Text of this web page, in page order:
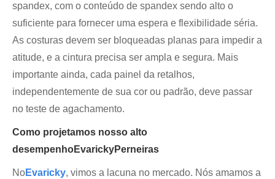
spandex, com o conteúdo de spandex sendo alto o
suficiente para fornecer uma espera e flexibilidade séria.
As costuras devem ser bloqueadas planas para impedir a
atitude, e a cintura precisa ser ampla e segura. Mais
importante ainda, cada painel da retalhos,
independentemente de sua cor ou padrão, deve passar
no teste de agachamento.
Como projetamos nosso alto
desempenhoEvarickyPerneiras
NoEvaricky, vimos a lacuna no mercado. Nós amamos a